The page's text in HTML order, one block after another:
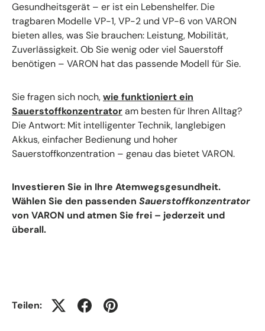
Gesundheitsgerät – er ist ein Lebenshelfer. Die
tragbaren Modelle VP-1, VP-2 und VP-6 von VARON
bieten alles, was Sie brauchen: Leistung, Mobilität,
Zuverlässigkeit. Ob Sie wenig oder viel Sauerstoff
benötigen – VARON hat das passende Modell für Sie.
Sie fragen sich noch,wie funktioniert ein
Sauerstoffkonzentratoram besten für Ihren Alltag?
Die Antwort: Mit intelligenter Technik, langlebigen
Akkus, einfacher Bedienung und hoher
Sauerstoffkonzentration – genau das bietet VARON.
Investieren Sie in Ihre Atemwegsgesundheit.
Wählen Sie den passenden Sauerstoffkonzentrator
von VARON und atmen Sie frei – jederzeit und
überall.
Teilen: